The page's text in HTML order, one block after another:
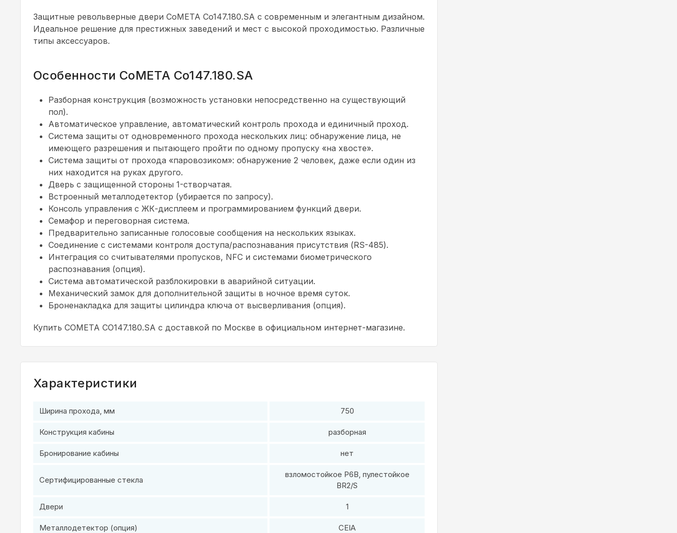
Защитные револьверные двери CoMETA Co147.180.SA с современным и элегантным дизайном.
Идеальное решение для престижных заведений и мест с высокой проходимостью. Различные
типы аксессуаров.
Особенности CoMETA Co147.180.SA
Разборная конструкция (возможность установки непосредственно на существующий
пол).
Автоматическое управление, автоматический контроль прохода и единичный проход.
Система защиты от одновременного прохода нескольких лиц: обнаружение лица, не
имеющего разрешения и пытающего пройти по одному пропуску «на хвосте».
Система защиты от прохода «паровозиком»: обнаружение 2 человек, даже если один из
них находится на руках другого.
Дверь с защищенной стороны 1-створчатая.
Встроенный металлодетектор (убирается по запросу).
Консоль управления с ЖК-дисплеем и программированием функций двери.
Семафор и переговорная система.
Предварительно записанные голосовые сообщения на нескольких языках.
Соединение с системами контроля доступа/распознавания присутствия (RS-485).
Интеграция со считывателями пропусков, NFC и системами биометрического
распознавания (опция).
Система автоматической разблокировки в аварийной ситуации.
Механический замок для дополнительной защиты в ночное время суток.
Броненакладка для защиты цилиндра ключа от высверливания (опция).
Купить COMETA CO147.180.SA с доставкой по Москве в официальном интернет-магазине.
Характеристики
Ширина прохода, мм 750
Конструкция кабины разборная
Бронирование кабины нет
Сертифицированные стекла
взломостойкое P6B, пулестойкое
BR2/S
Двери 1
Металлодетектор (опция) CEIA